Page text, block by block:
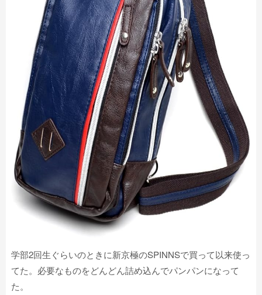
学部2回生ぐらいのときに新京極のSPINNSで買って以来使っ
てた。必要なものをどんどん詰め込んでパンパンになって
た。